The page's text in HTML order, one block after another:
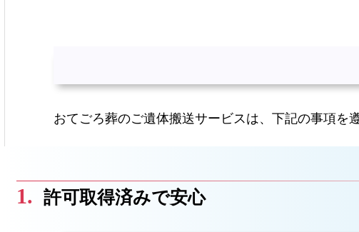
おてごろ葬のご遺体搬送サービスは、下記の事項を遵
許可取得済みで安心